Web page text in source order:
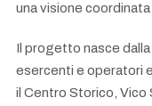
una visione coordinata
Il progetto nasce
esercenti e operatori
il Centro Storico, Vico